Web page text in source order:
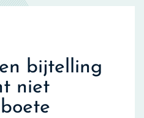
bijtelling
niet